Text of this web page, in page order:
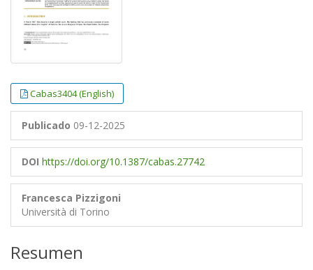
Cabas3404 (English)
Publicado 09-12-2025
DOI https://doi.org/10.1387/cabas.27742
Francesca Pizzigoni
Università di Torino
Resumen